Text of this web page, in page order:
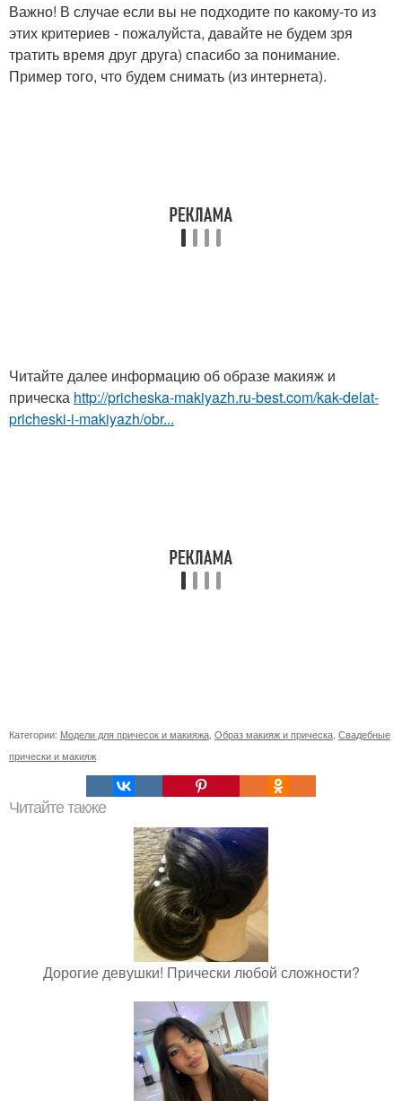
Важно! В случае если вы не подходите по какому-то из
этих критериев - пожалуйста, давайте не будем зря
тратить время друг друга) спасибо за понимание.
Пример того, что будем снимать (из интернета).
Читайте далее информацию об образе макияж и
прическа http://pricheska-makiyazh.ru-best.com/kak-delat-
pricheski-i-makiyazh/obr...
Категории: Модели для причесок и макияжа Образ макияж и прическа Свадебные
прически и макияж
Читайте также
Дорогие девушки! Прически любой сложности?